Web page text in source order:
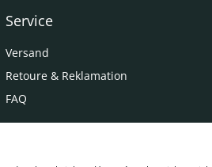
Service
Versand
Retoure & Reklamation
FAQ